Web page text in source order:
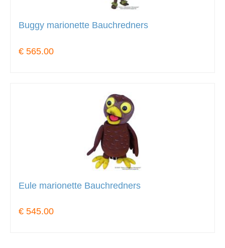
Buggy marionette Bauchredners
€ 565.00
Eule marionette Bauchredners
€ 545.00